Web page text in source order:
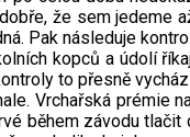
že sem jedeme
Pak následuje
kopců a údolí
to přesně
Vrchařská
během závodu